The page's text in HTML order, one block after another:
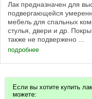
Лак предназначен для
подвергающейся
мебель для спальных
стулья, двери и др.
также не подвержено ...
подробнее
Если вы хотите купить
можете: